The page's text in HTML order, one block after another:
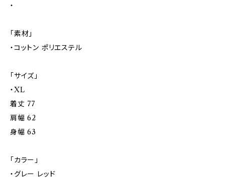
・
「素材」
・コットン ポリエステル
「サイズ」
・XL
着丈 77
肩幅 62
身幅 63
「カラー」
・グレー レッド